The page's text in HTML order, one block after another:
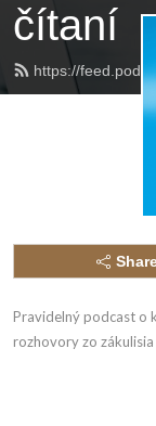
čítaní
https://
Pravidelný podcast o
rozhovory zo